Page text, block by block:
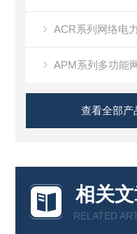
ACR系列网络电
APM系列多功能
查看全部产
相关
RELATED